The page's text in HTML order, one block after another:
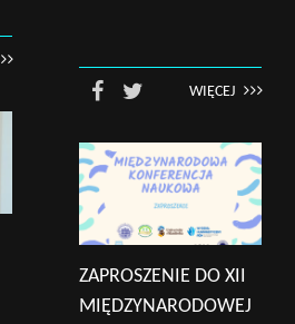
WIĘCEJ
ZAPROSZENIE DO XII
MIĘDZYNARODOWEJ